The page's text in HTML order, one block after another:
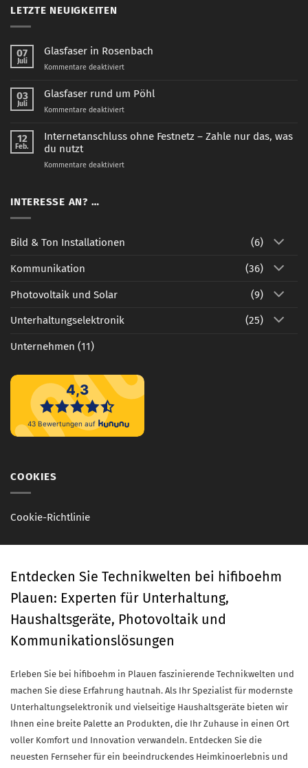
LETZTE NEUIGKEITEN
07
Juli
Glasfaser in Rosenbach
Kommentare deaktiviertfür
in
03
Juli
Glasfaser rund um Pöhl
Kommentare deaktiviertfür
rund
12
Feb.
Internetanschluss ohne Festnetz – Zahle nur das, was
du nutzt
Kommentare deaktiviertfür
das,
INTERESSE AN? …
Bild & Ton Installationen (6)
Kommunikation (36)
Photovoltaik und Solar (9)
Unterhaltungselektronik (25)
Unternehmen (11)
COOKIES
Cookie-Richtlinie
Entdecken Sie Technikwelten bei hifiboehm
Plauen: Experten für Unterhaltung,
Haushaltsgeräte, Photovoltaik und
Kommunikationslösungen
Erleben Sie bei hifiboehm in Plauen faszinierende Technikwelten und
machen Sie diese Erfahrung hautnah. Als Ihr Spezialist für modernste
Unterhaltungselektronik und vielseitige Haushaltsgeräte bieten wir
Ihnen eine breite Palette an Produkten, die Ihr Zuhause in einen Ort
voller Komfort und Innovation verwandeln. Entdecken Sie die
neuesten Fernseher für ein beeindruckendes Heimkinoerlebnis und